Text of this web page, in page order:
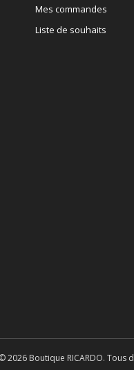
Mes commandes
Liste de souhaits
© 2026 Boutique RICARDO. Tous